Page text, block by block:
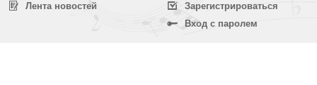
Лента новостей
Зарегистрироваться
Вход с паролем